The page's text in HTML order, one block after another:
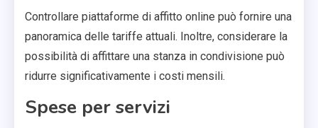
Controllare piattaforme di affitto online può fornire una
panoramica delle tariffe attuali. Inoltre, considerare la
possibilità di affittare una stanza in condivisione può
ridurre significativamente i costi mensili.
Spese per servizi